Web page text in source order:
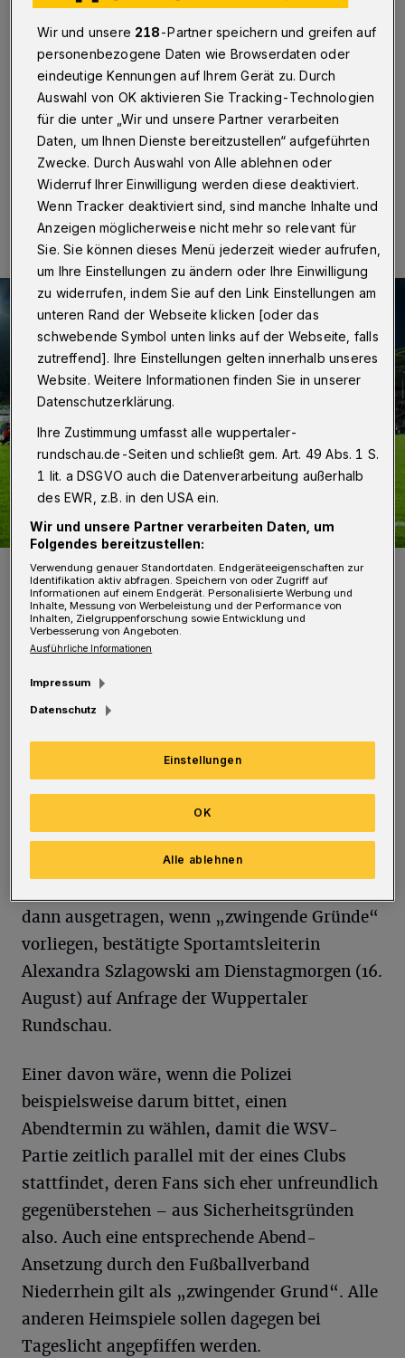
Wuppertal·Das Heimspiel des Fußball-
Regionalligisten Wuppertaler SV am Freitag (19. August
2022) ab 19 Uhr gegen Alemannia Aachen könnte für
längere Zeit das letzte im Stadion am Zoo unter Flutlicht
sein.
Eine Minute Lesezeit
Das Flutlicht im Stadion am Zoo.
Foto: Dirk Freund
Nachdem die Verwaltung in der vergangenen
Woche angekündigt hatte, im Winter stadtweit
insgesamt 20 Prozent der Energiekosten
einsparen zu wollen, hat das Sportamt nun die
Vorgehensweise für das Stadion festgelegt.
dann ausgetragen, wenn „zwingende Gründe“
vorliegen, bestätigte Sportamtsleiterin
Alexandra Szlagowski am Dienstagmorgen (16.
August) auf Anfrage der Wuppertaler
Rundschau.
Einer davon wäre, wenn die Polizei
beispielsweise darum bittet, einen
Abendtermin zu wählen, damit die WSV-
Partie zeitlich parallel mit der eines Clubs
stattfindet, deren Fans sich eher unfreundlich
gegenüberstehen – aus Sicherheitsgründen
also. Auch eine entsprechende Abend-
Ansetzung durch den Fußballverband
Niederrhein gilt als „zwingender Grund“. Alle
anderen Heimspiele sollen dagegen bei
Tageslicht angepfiffen werden.
Wir und unsere 218-Partner speichern und greifen auf
personenbezogene Daten wie Browserdaten oder
eindeutige Kennungen auf Ihrem Gerät zu. Durch
Auswahl von OK aktivieren Sie Tracking-Technologien
für die unter „Wir und unsere Partner verarbeiten
Daten, um Ihnen Dienste bereitzustellen“ aufgeführten
Zwecke. Durch Auswahl von Alle ablehnen oder
Widerruf Ihrer Einwilligung werden diese deaktiviert.
Wenn Tracker deaktiviert sind, sind manche Inhalte und
Anzeigen möglicherweise nicht mehr so relevant für
Sie. Sie können dieses Menü jederzeit wieder aufrufen,
um Ihre Einstellungen zu ändern oder Ihre Einwilligung
zu widerrufen, indem Sie auf den Link Einstellungen am
unteren Rand der Webseite klicken [oder das
schwebende Symbol unten links auf der Webseite, falls
zutreffend]. Ihre Einstellungen gelten innerhalb unseres
Website. Weitere Informationen finden Sie in unserer
Datenschutzerklärung.
Ihre Zustimmung umfasst alle wuppertaler-
rundschau.de-Seiten und schließt gem. Art. 49 Abs. 1 S.
1 lit. a DSGVO auch die Datenverarbeitung außerhalb
des EWR, z.B. in den USA ein.
Wir und unsere Partner verarbeiten Daten, um
Folgendes bereitzustellen:
Verwendung genauer Standortdaten. Endgeräteeigenschaften zur
Identifikation aktiv abfragen. Speichern von oder Zugriff auf
Informationen auf einem Endgerät. Personalisierte Werbung und
Inhalte, Messung von Werbeleistung und der Performance von
Inhalten, Zielgruppenforschung sowie Entwicklung und
Verbesserung von Angeboten.
Ausführliche Informationen
Impressum
Datenschutz
Einstellungen
Alle ablehnen
OK